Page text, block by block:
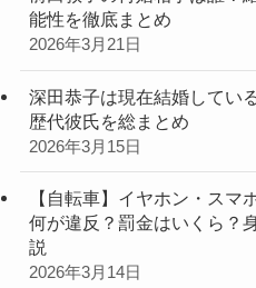
能性を徹底まとめ
2026年3月21日
深田恭子は現在結婚してい
歴代彼氏を総まとめ
2026年3月15日
【自転車】イヤホン・スマ
何が違反？罰金はいくら？
説
2026年3月14日